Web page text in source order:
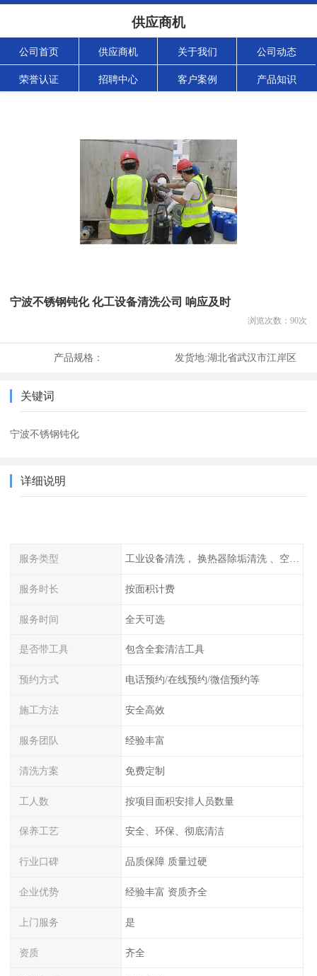
供应商机
公司首页 供应商机 关于我们 公司动态
荣誉认证 招聘中心 客户案例 产品知识
宁波不锈钢钝化 化工设备清洗公司 响应及时
浏览次数： 90次
产品规格： 发货地:湖北省武汉市江岸区
关键词
宁波不锈钢钝化
详细说明
服务类型 工业设备清洗， 换热器除垢清洗 、空调清洗等
服务时长 按面积计费
服务时间 全天可选
是否带工具 包含全套清洁工具
预约方式 电话预约/在线预约/微信预约等
施工方法 安全高效
服务团队 经验丰富
清洗方案 免费定制
工人数 按项目面积安排人员数量
保养工艺 安全、环保、彻底清洁
行业口碑 品质保障 质量过硬
企业优势 经验丰富 资质齐全
上门服务 是
资质 齐全